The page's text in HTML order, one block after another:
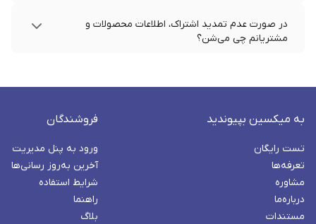
در صورت عدم تمدید اشتراک، اطلاعات محصولات و
مشتریانم چی می‌شن؟
به میکسین بپیوندید
تست رایگان
تعرفه‌ها
مشاوره
درباره‌ما
مستندات
فروشندگان
ورود به پنل مدیریت
آخرین به‌روز رسانی‌ها
شرایط استفاده
راهنما
بلاگ